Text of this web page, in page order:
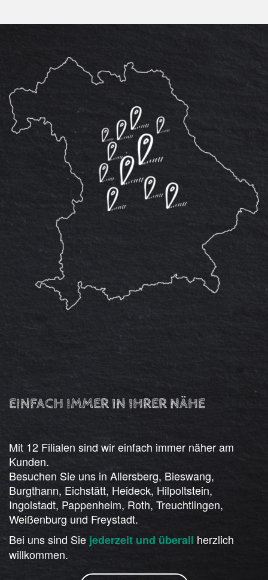
EINFACH IMMER IN IHRER NÄHE
Mit 12 Filialen sind wir einfach immer näher am
Kunden.
Besuchen Sie uns in Allersberg, Bieswang,
Burgthann, Eichstätt, Heideck, Hilpoltstein,
Ingolstadt, Pappenheim, Roth, Treuchtlingen,
Weißenburg und Freystadt.
Bei uns sind Sie jederzeit und überall herzlich
willkommen.